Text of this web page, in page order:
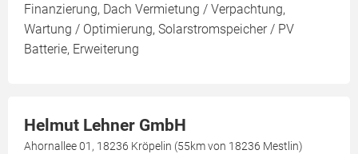
Finanzierung, Dach Vermietung / Verpachtung,
Wartung / Optimierung, Solarstromspeicher / PV
Batterie, Erweiterung
Helmut Lehner GmbH
Ahornallee 01, 18236 Kröpelin (55km von 18236 Mestlin)